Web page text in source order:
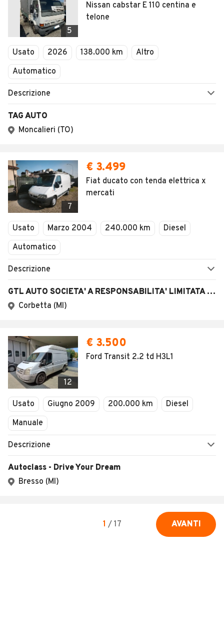
5
Nissan cabstar E 110 centina e
telone
Usato 2026 138.000 km
Altro
Automatico
Descrizione
TAG AUTO
Moncalieri (TO)
7
€ 3.499
Fiat ducato con tenda elettrica x
mercati
Usato Marzo 2004 240.000 km
Diesel
Automatico
Descrizione
GTL AUTO SOCIETA' A RESPONSABILITA' LIMITATA SEMPLIFICATA
Corbetta (MI)
12
€ 3.500
Ford Transit 2.2 td H3L1
Usato Giugno 2009 200.000 km
Diesel
Manuale
Descrizione
Autoclass - Drive Your Dream
Bresso (MI)
1 / 17 AVANTI